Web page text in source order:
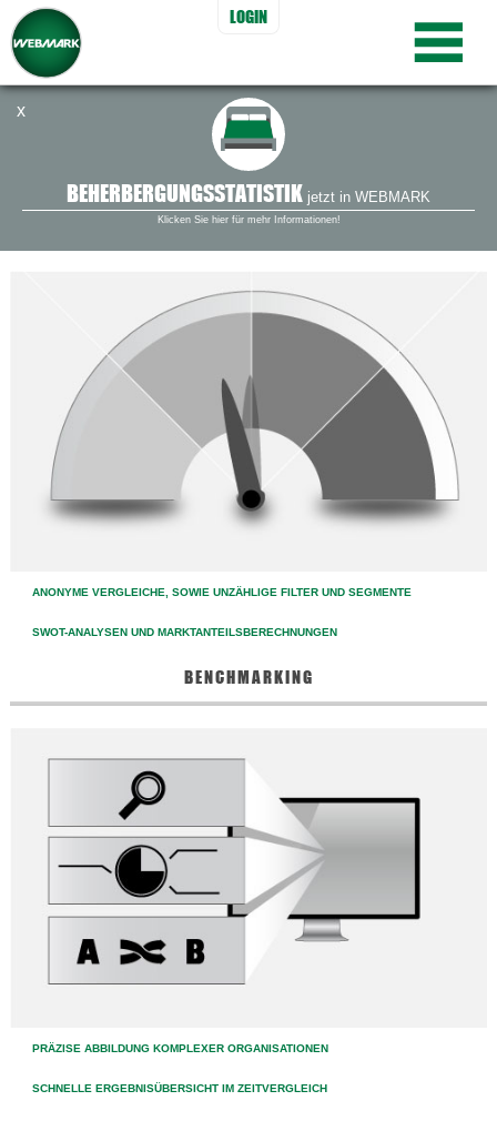
LOGIN
BUSINESS INTELLIGENCE-LÖSUNG
BEHERBERGUNGSSTATISTIK jetzt in WEBMARK
Klicken Sie hier für mehr Informationen!
x
ANONYME VERGLEICHE, SOWIE UNZÄHLIGE FILTER UND SEGMENTE
SWOT-ANALYSEN UND MARKTANTEILSBERECHNUNGEN
BENCHMARKING
PRÄZISE ABBILDUNG KOMPLEXER ORGANISATIONEN
SCHNELLE ERGEBNISÜBERSICHT IM ZEITVERGLEICH